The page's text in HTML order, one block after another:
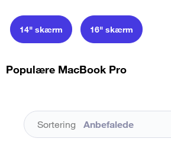
14" skærm 16" skærm
Populære MacBook Pro
Sortering